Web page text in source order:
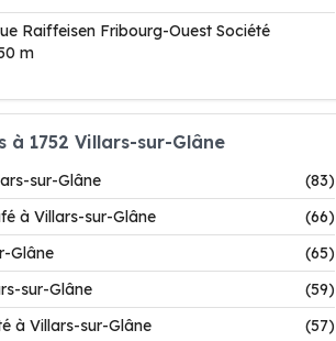
Raiffeisen Fribourg-Ouest Société
m
à 1752 Villars-sur-Glâne
sur-Glâne
(83)
à Villars-sur-Glâne
(66)
Glâne
(65)
sur-Glâne
(59)
à Villars-sur-Glâne
(57)